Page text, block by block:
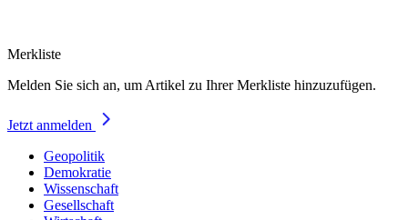
Merkliste
Melden Sie sich an, um Artikel zu Ihrer Merkliste hinzuzufügen.
Jetzt anmelden
Geopolitik
Demokratie
Wissenschaft
Gesellschaft